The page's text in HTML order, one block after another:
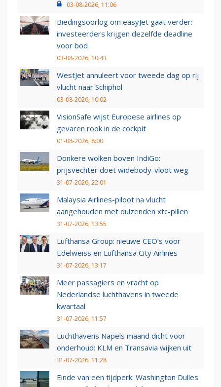
03-08-2026, 11:06
Biedingsoorlog om easyJet gaat verder:
investeerders krijgen dezelfde deadline
voor bod
03-08-2026, 10:43
WestJet annuleert voor tweede dag op rij
vlucht naar Schiphol
03-08-2026, 10:02
VisionSafe wijst Europese airlines op
gevaren rook in de cockpit
01-08-2026, 8:00
Donkere wolken boven IndiGo:
prijsvechter doet widebody-vloot weg
31-07-2026, 22:01
Malaysia Airlines-piloot na vlucht
aangehouden met duizenden xtc-pillen
31-07-2026, 13:55
Lufthansa Group: nieuwe CEO’s voor
Edelweiss en Lufthansa City Airlines
31-07-2026, 13:17
Meer passagiers en vracht op
Nederlandse luchthavens in tweede
kwartaal
31-07-2026, 11:57
Luchthavens Napels maand dicht voor
onderhoud: KLM en Transavia wijken uit
31-07-2026, 11:28
Einde van een tijdperk: Washington Dulles